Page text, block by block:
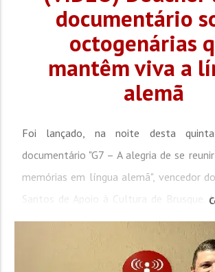
documentário
octogenárias
mantêm viva a
alemã
Foi lançado, na noite desta
documentário "G7 – A alegria de se
memórias em língua alemã", vencedor
Santos de Apoio à Cultura de Brusque. A
primeira exibição contaram com a
do Grupo Amigo de Canto Alemão. O
história de um grupo de octogenárias